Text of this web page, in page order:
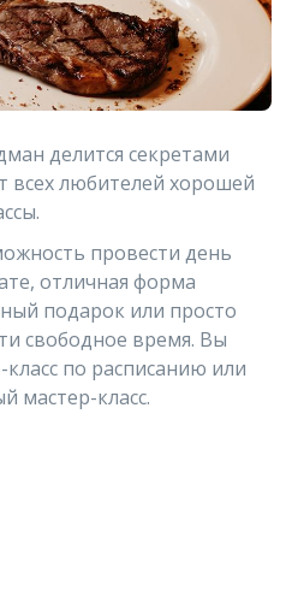
делится секретами
всех любителей хорошей
провести день
отличная форма
подарок или просто
свободное время. Вы
по расписанию или
мастер-класс.